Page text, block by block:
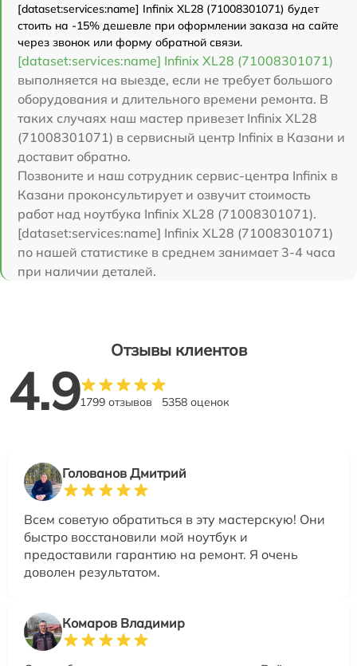
[dataset:services:name] Infinix XL28 (71008301071) будет
стоить на -15% дешевле при оформлении заказа на сайте
через звонок или форму обратной связи.
[dataset:services:name] Infinix XL28 (71008301071)
выполняется на выезде, если не требует большого
оборудования и длительного времени ремонта. В
таких случаях наш мастер привезет Infinix XL28
(71008301071) в сервисный центр Infinix в Казани и
доставит обратно.
Позвоните и наш сотрудник сервис-центра Infinix в
Казани проконсультирует и озвучит стоимость
работ над ноутбука Infinix XL28 (71008301071).
[dataset:services:name] Infinix XL28 (71008301071)
по нашей статистике в среднем занимает 3-4 часа
при наличии деталей.
Отзывы клиентов
4.91799 отзывов 5358 оценок
Голованов Дмитрий
Всем советую обратиться в эту мастерскую! Они
быстро восстановили мой ноутбук и
предоставили гарантию на ремонт. Я очень
доволен результатом.
Комаров Владимир